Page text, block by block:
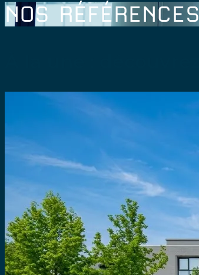
NOS RÉFÉRENCES